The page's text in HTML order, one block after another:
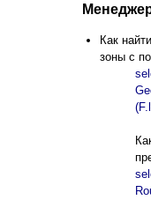
Как
зоны с